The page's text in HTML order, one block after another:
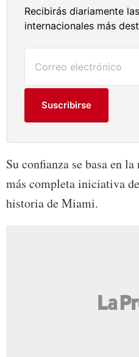
Recibirás diariamente
internacionales más
Suscribirse
Su confianza se basa en
más completa iniciativa
historia de Miami.